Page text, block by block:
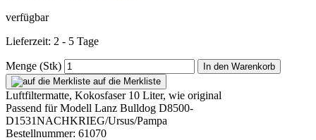
verfügbar
Lieferzeit: 2 - 5 Tage
Menge (Stk)
In den Warenkorb
auf die Merkliste
Luftfiltermatte, Kokosfaser 10 Liter, wie original
Passend für Modell Lanz Bulldog D8500-
D1531NACHKRIEG/Ursus/Pampa
Bestellnummer: 61070